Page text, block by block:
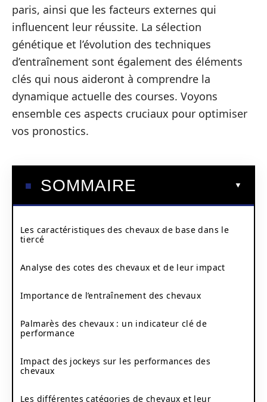
paris, ainsi que les facteurs externes qui
influencent leur réussite. La sélection
génétique et l’évolution des techniques
d’entraînement sont également des éléments
clés qui nous aideront à comprendre la
dynamique actuelle des courses. Voyons
ensemble ces aspects cruciaux pour optimiser
vos pronostics.
SOMMAIRE
Les caractéristiques des chevaux de base dans le
tiercé
Analyse des cotes des chevaux et de leur impact
Importance de l’entraînement des chevaux
Palmarès des chevaux : un indicateur clé de
performance
Impact des jockeys sur les performances des
chevaux
Les différentes catégories de chevaux et leur